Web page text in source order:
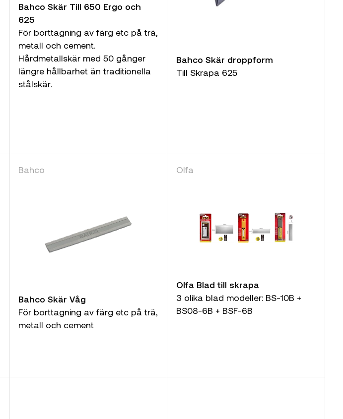
Bahco Skär Till 650 Ergo och
625
För borttagning av färg etc på trä,
metall och cement.
Hårdmetallskär med 50 gånger
längre hållbarhet än traditionella
stålskär.
Bahco Skär droppform
Till Skrapa 625
Bahco
Bahco Skär Våg
För borttagning av färg etc på trä,
metall och cement
Olfa
Olfa Blad till skrapa
3 olika blad modeller: BS-10B +
BS08-6B + BSF-6B